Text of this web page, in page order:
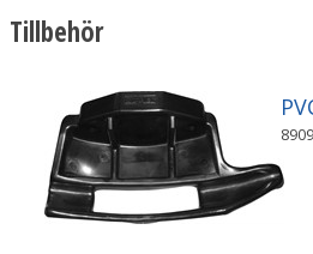
Tillbehör